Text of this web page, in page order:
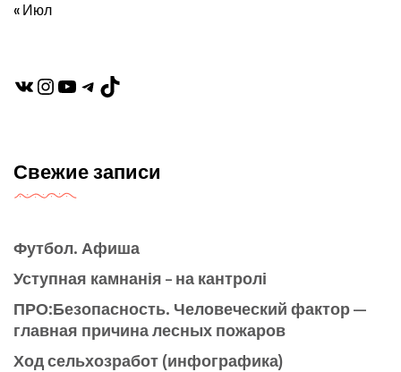
« Июл
VK Instagram
YouTubeTelegram
Свежие записи
Футбол. Афиша
Уступная камнанія – на кантролі
ПРО:Безопасность. Человеческий фактор —
главная причина лесных пожаров
Ход сельхозработ (инфографика)